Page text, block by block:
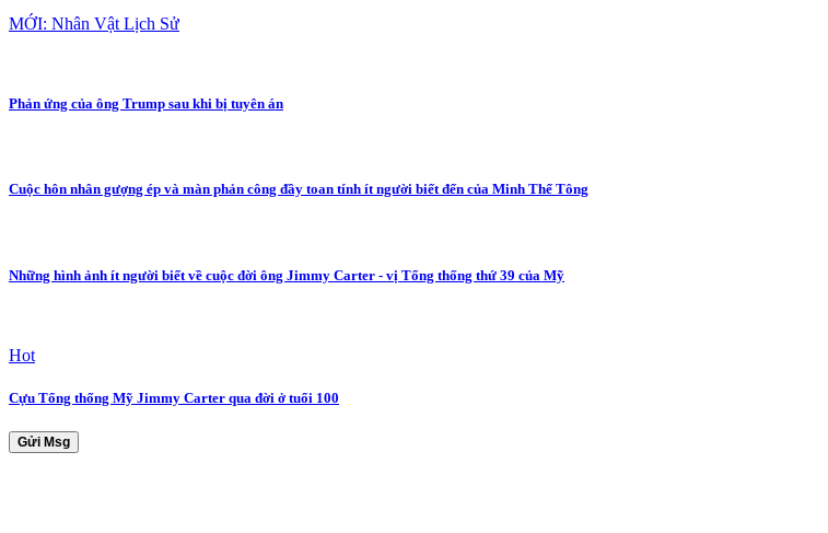
MỚI: Nhân Vật Lịch Sử
Phản ứng của ông Trump sau khi bị tuyên án
Cuộc hôn nhân gượng ép và màn phản công đầy toan tính ít người biết đến của Minh Thế Tông
Những hình ảnh ít người biết về cuộc đời ông Jimmy Carter - vị Tổng thống thứ 39 của Mỹ
Hot
Cựu Tổng thống Mỹ Jimmy Carter qua đời ở tuổi 100
Gửi Msg